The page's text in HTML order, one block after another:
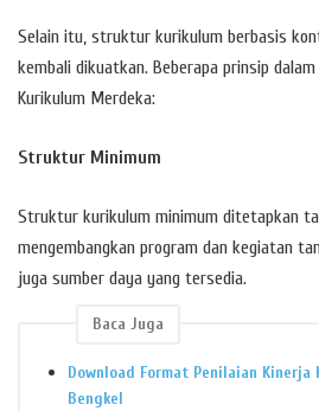
Selain itu, struktur kurikulum berbasis
kembali dikuatkan. Beberapa prinsip
Kurikulum Merdeka:
Struktur Minimum
Struktur kurikulum minimum ditetapkan
mengembangkan program dan kegiatan
juga sumber daya yang tersedia.
Baca Juga
Download Format Penilaian
Bengkel